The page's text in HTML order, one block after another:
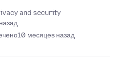
and security
10 месяцев назад